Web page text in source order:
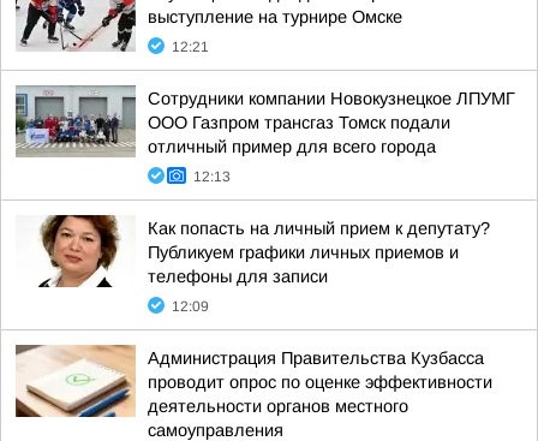
выступление на турнире Омске
12:21
Сотрудники компании Новокузнецкое ЛПУМГ
ООО Газпром трансгаз Томск подали
отличный пример для всего города
12:13
Как попасть на личный прием к депутату?
Публикуем графики личных приемов и
телефоны для записи
12:09
Администрация Правительства Кузбасса
проводит опрос по оценке эффективности
деятельности органов местного
самоуправления